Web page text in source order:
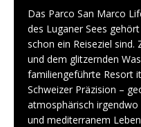
Das Parco San Marco
des Luganer Sees
schon ein Reiseziel sind.
und dem glitzernden
familiengeführte Resort
Schweizer Präzision –
atmosphärisch irgendwo
und mediterranem